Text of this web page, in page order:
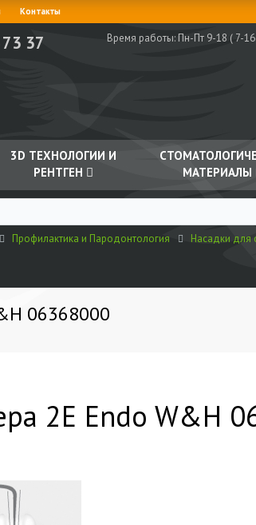
Контакты
37 Время работы:Пн-Пт 9-18 ( 7-
3D ТЕХНОЛОГИИ И
РЕНТГЕН
МАТЕРИАЛЫ
Профилактика и Пародонтология
Насадки для
06368000
2E Endo W&H